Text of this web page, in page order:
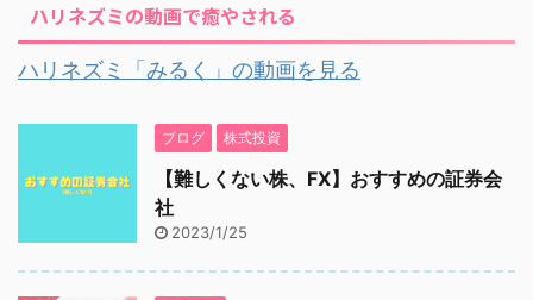
ハリネズミの動画で癒やされる
ハリネズミ「みるく」の動画を見る
ブログ 株式投資
【難しくない株、FX】おすすめの証券会
社
2023/1/25